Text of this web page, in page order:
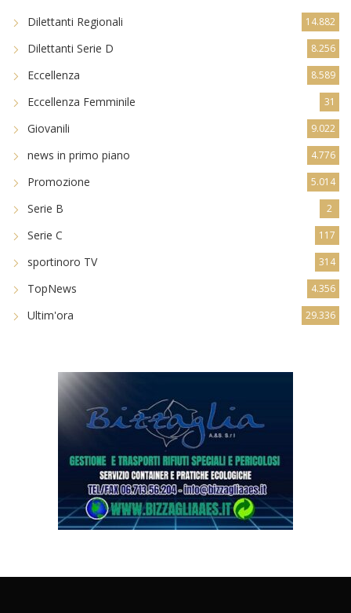
Dilettanti Regionali 14.882
Dilettanti Serie D 8.256
Eccellenza 8.589
Eccellenza Femminile 31
Giovanili 9.022
news in primo piano 4.776
Promozione 5.014
Serie B 2
Serie C 117
sportinoro TV 314
TopNews 4.356
Ultim'ora 29.336